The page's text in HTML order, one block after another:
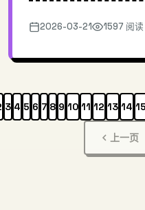
能与实操流程，帮助开发
体验。
2026-03-21 1597 阅读
上一页
3 4 5 6 7 8 9 10 11 12 13 14 15